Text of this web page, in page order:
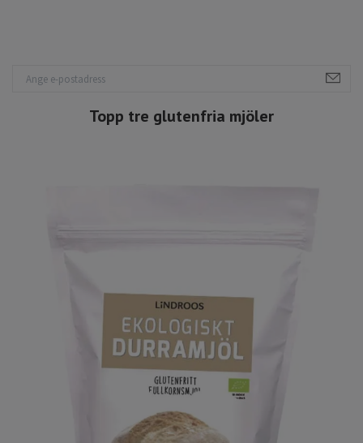
Topp tre glutenfria mjöler